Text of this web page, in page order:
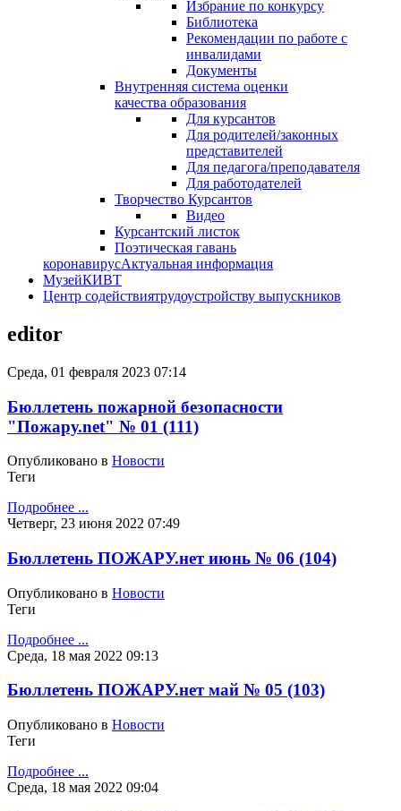
Избрание по конкурсу
Библиотека
Рекомендации по работе с
инвалидами
Документы
Внутренняя система оценки
качества образования
Для курсантов
Для родителей/законных
представителей
Для педагога/преподавателя
Для работодателей
Творчество Курсантов
Видео
Курсантский листок
Поэтическая гавань
коронавирусАктуальная информация
МузейКИВТ
Центр содействиятрудоустройству выпускников
editor
Среда, 01 февраля 2023 07:14
Бюллетень пожарной безопасности
"Пожару.net" № 01 (111)
Опубликовано в Новости
Теги
Подробнее ...
Четверг, 23 июня 2022 07:49
Бюллетень ПОЖАРУ.нет июнь № 06 (104)
Опубликовано в Новости
Теги
Подробнее ...
Среда, 18 мая 2022 09:13
Бюллетень ПОЖАРУ.нет май № 05 (103)
Опубликовано в Новости
Теги
Подробнее ...
Среда, 18 мая 2022 09:04